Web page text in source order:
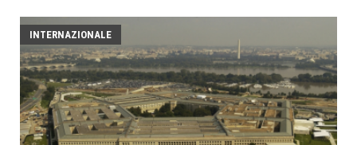
INTERNAZIONALE